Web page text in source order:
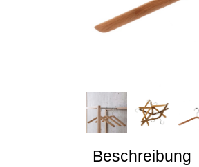
Beschreibung